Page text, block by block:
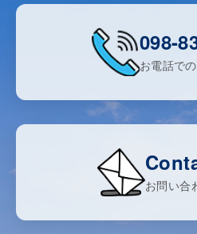
098-
お電話で
お問い合